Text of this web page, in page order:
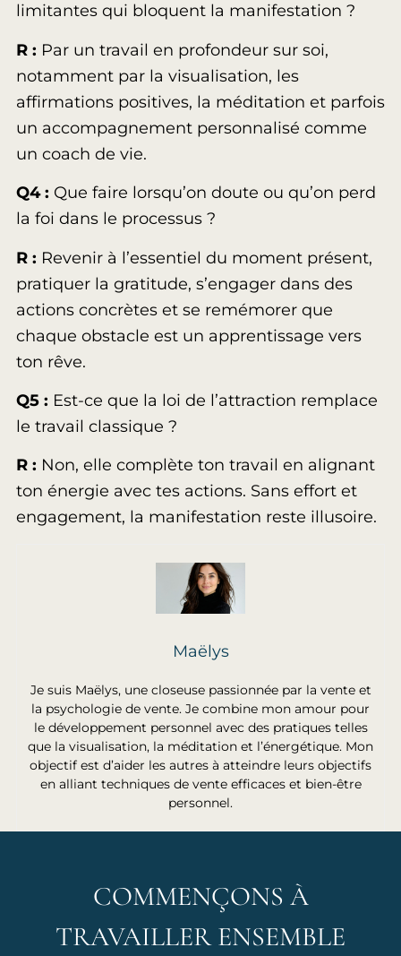
limitantes qui bloquent la manifestation ?
R : Par un travail en profondeur sur soi,
notamment par la visualisation, les
affirmations positives, la méditation et parfois
un accompagnement personnalisé comme
un coach de vie.
Q4 : Que faire lorsqu’on doute ou qu’on perd
la foi dans le processus ?
R : Revenir à l’essentiel du moment présent,
pratiquer la gratitude, s’engager dans des
actions concrètes et se remémorer que
chaque obstacle est un apprentissage vers
ton rêve.
Q5 : Est-ce que la loi de l’attraction remplace
le travail classique ?
R : Non, elle complète ton travail en alignant
ton énergie avec tes actions. Sans effort et
engagement, la manifestation reste illusoire.
Maëlys
Je suis Maëlys, une closeuse passionnée par la vente et
la psychologie de vente. Je combine mon amour pour
le développement personnel avec des pratiques telles
que la visualisation, la méditation et l’énergétique. Mon
objectif est d’aider les autres à atteindre leurs objectifs
en alliant techniques de vente efficaces et bien-être
personnel.
COMMENÇONS À
TRAVAILLER ENSEMBLE